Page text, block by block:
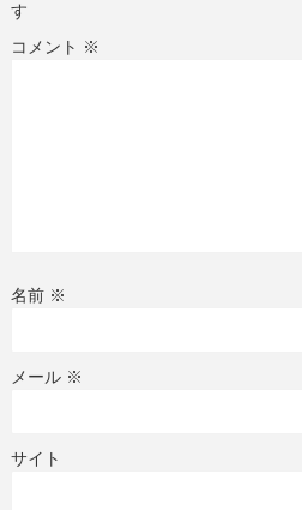
す
コメント ※
名前 ※
メール ※
サイト